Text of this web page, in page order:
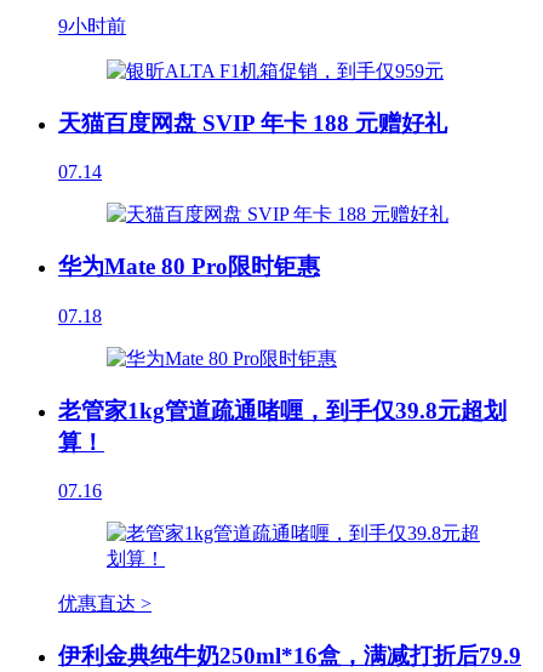
9小时前
天猫百度网盘 SVIP 年卡 188 元赠好礼
07.14
华为Mate 80 Pro限时钜惠
07.18
老管家1kg管道疏通啫喱，到手仅39.8元超划
算！
07.16
优惠直达 >
伊利金典纯牛奶250ml*16盒，满减打折后79.9